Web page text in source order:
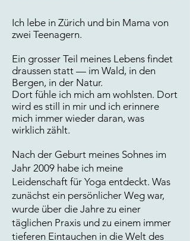
Ich lebe in Zürich und bin Mama von
zwei Teenagern.
Ein grosser Teil meines Lebens findet
draussen statt — im Wald, in den
Bergen, in der Natur.
Dort fühle ich mich am wohlsten. Dort
wird es still in mir und ich erinnere
mich immer wieder daran, was
wirklich zählt.
Nach der Geburt meines Sohnes im
Jahr 2009 habe ich meine
Leidenschaft für Yoga entdeckt. Was
zunächst ein persönlicher Weg war,
wurde über die Jahre zu einer
täglichen Praxis und zu einem immer
tieferen Eintauchen in die Welt des